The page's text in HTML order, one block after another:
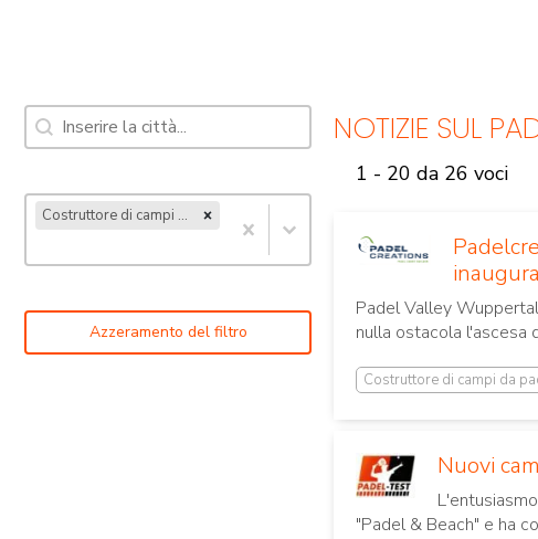
Ricerca [7]
Contenuto della ricerca
Parole chiave - Tornei di padel [14]
Seleziona il contenuto
Costruttore di campi da padel (26)
Azzeramento del filtro
NOTIZIE SUL
1 - 20 da 26 voci
Padel Valley
nulla ostacola l'ascesa
Costruttore di campi da
Nuovi
"Padel & Beach" e ha
Campi da padel al